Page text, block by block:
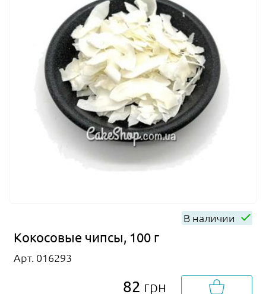
В наличии
Кокосовые чипсы, 100 г
Арт. 016293
82 грн